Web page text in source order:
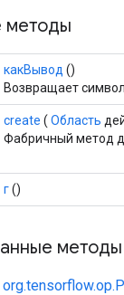
методы
какВывод ()
Возвращает
create ( Область
Фабричный метод
г()
методы